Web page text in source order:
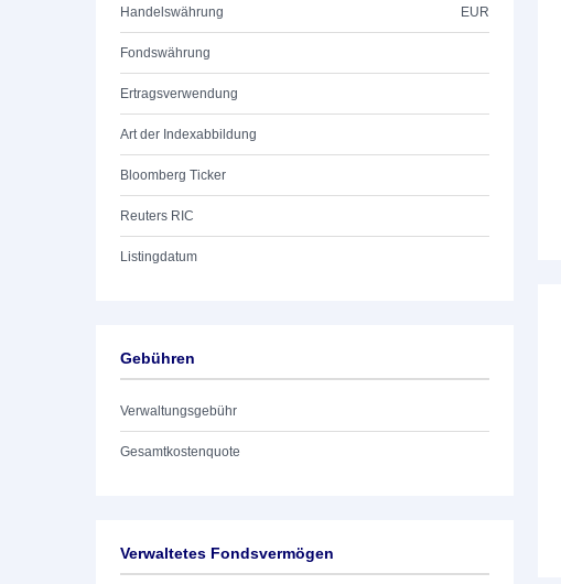
Handelswährung EUR
Fondswährung
Ertragsverwendung
Art der Indexabbildung
Bloomberg Ticker
Reuters RIC
Listingdatum
Gebühren
Verwaltungsgebühr
Gesamtkostenquote
Verwaltetes Fondsvermögen